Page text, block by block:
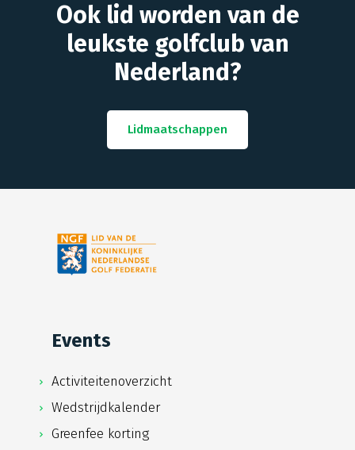
Ook lid worden van de
leukste golfclub van
Nederland?
Lidmaatschappen
Events
Activiteitenoverzicht
Wedstrijdkalender
Greenfee korting